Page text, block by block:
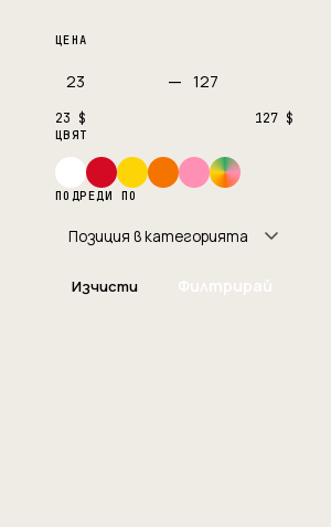
ЦЕНА
—
23 $ 127 $
ЦВЯТ
ПОДРЕДИ ПО
Изчисти Филтрирай